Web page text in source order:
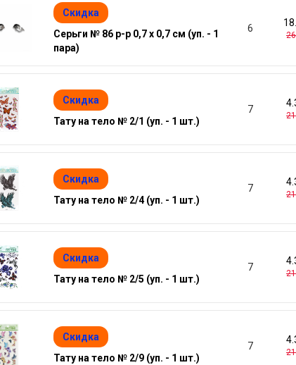
Скидка
Серьги № 86 р-р 0,7 х 0,7 см (уп. - 1
пара)
6
Скидка
Тату на тело № 2/1 (уп. - 1 шт.)
7
Скидка
Тату на тело № 2/4 (уп. - 1 шт.)
7
Скидка
Тату на тело № 2/5 (уп. - 1 шт.)
7
Скидка
Тату на тело № 2/9 (уп. - 1 шт.)
7